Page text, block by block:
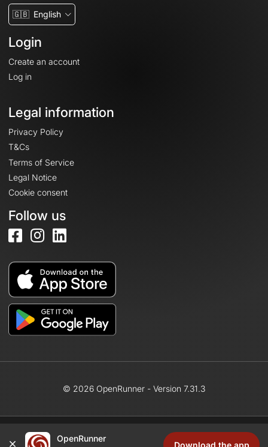
🇬🇧 English
Login
Create an account
Log in
Legal information
Privacy Policy
T&Cs
Terms of Service
Legal Notice
Cookie consent
Follow us
© 2026 OpenRunner - Version 7.31.3
Create an account
OpenRunner
Download the app